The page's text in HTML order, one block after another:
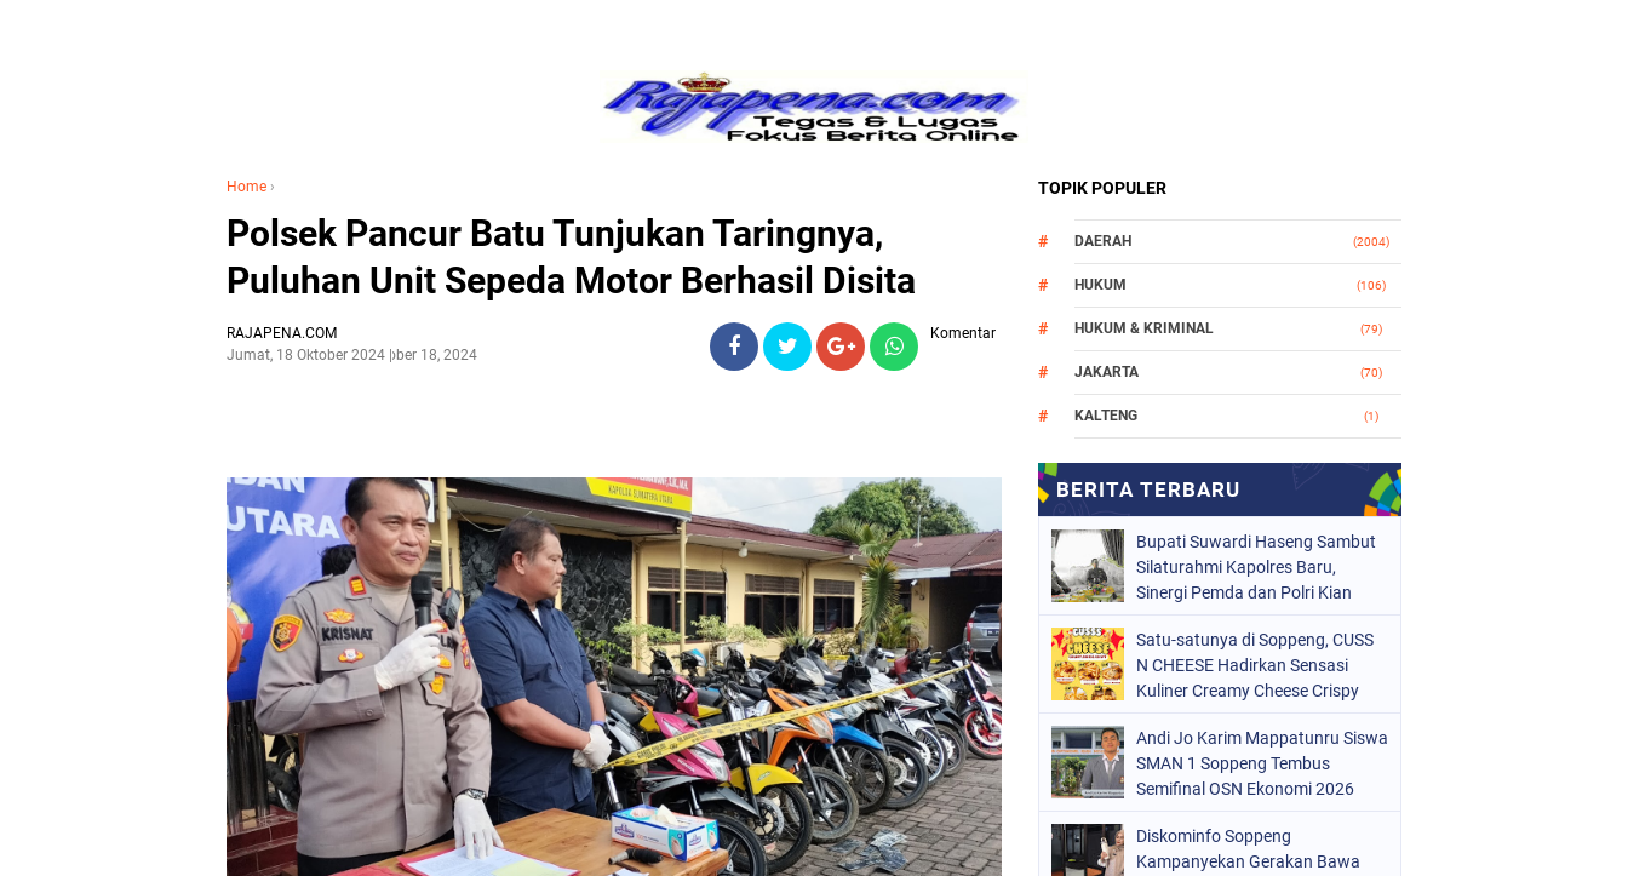
Home ›
Polsek Pancur Batu Tunjukan Taringnya,
Puluhan Unit Sepeda Motor Berhasil Disita
RAJAPENA.COM
Jumat, 18 Oktober 2024Oktober 18, 2024
Komentar
TOPIK POPULER
DAERAH (2004)
HUKUM (106)
HUKUM & KRIMINAL (79)
JAKARTA (70)
KALTENG (1)
MAKASSAR
(748)
ORGANISASI (162)
PERISTIWA
POLITIK (157)
POLRI
SULSEL
Bupati Suwardi Haseng Sambut
Silaturahmi Kapolres Baru,
Sinergi Pemda dan Polri Kian
Satu-satunya di Soppeng, CUSS
N CHEESE Hadirkan Sensasi
Kuliner Creamy Cheese Crispy
Andi Jo Karim Mappatunru Siswa
SMAN 1 Soppeng Tembus
Semifinal OSN Ekonomi 2026
Diskominfo Soppeng
Kampanyekan Gerakan Bawa